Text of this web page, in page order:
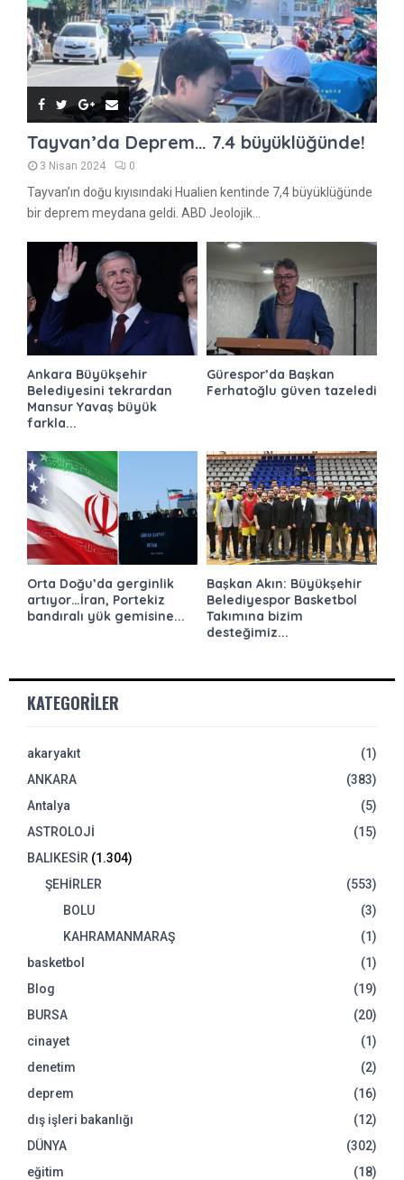
Tayvan’da Deprem… 7.4 büyüklüğünde!
3 Nisan 2024 0
Tayvan’ın doğu kıyısındaki Hualien kentinde 7,4 büyüklüğünde
bir deprem meydana geldi. ABD Jeolojik...
Ankara Büyükşehir
Belediyesini tekrardan
Mansur Yavaş büyük
farkla...
Gürespor’da Başkan
Ferhatoğlu güven tazeledi
Orta Doğu’da gerginlik
artıyor…İran, Portekiz
bandıralı yük gemisine...
Başkan Akın: Büyükşehir
Belediyespor Basketbol
Takımına bizim
desteğimiz...
KATEGORILER
akaryakıt
(1)
ANKARA
(383)
Antalya
(5)
ASTROLOJİ
(15)
BALIKESİR (1.304)
ŞEHİRLER
(553)
BOLU
(3)
KAHRAMANMARAŞ
(1)
basketbol
(1)
Blog
(19)
BURSA
(20)
cinayet
(1)
denetim
(2)
deprem
(16)
dış işleri bakanlığı
(12)
DÜNYA
(302)
eğitim
(18)